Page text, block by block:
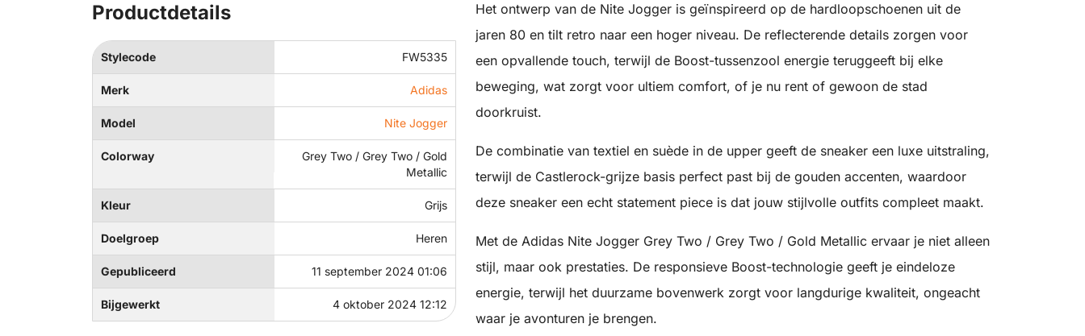
Productdetails
Stylecode FW5335
Merk Adidas
Model Nite Jogger
Colorway
Grey Two / Grey Two / Gold
Metallic
Kleur Grijs
Doelgroep Heren
Gepubliceerd 11 september 2024 01:06
Bijgewerkt 4 oktober 2024 12:12
Het ontwerp van de Nite Jogger is geïnspireerd op de hardloopschoenen uit de
jaren 80 en tilt retro naar een hoger niveau. De reflecterende details zorgen voor
een opvallende touch, terwijl de Boost-tussenzool energie teruggeeft bij elke
beweging, wat zorgt voor ultiem comfort, of je nu rent of gewoon de stad
doorkruist.
De combinatie van textiel en suède in de upper geeft de sneaker een luxe uitstraling,
terwijl de Castlerock-grijze basis perfect past bij de gouden accenten, waardoor
deze sneaker een echt statement piece is dat jouw stijlvolle outfits compleet maakt.
Met de Adidas Nite Jogger Grey Two / Grey Two / Gold Metallic ervaar je niet alleen
stijl, maar ook prestaties. De responsieve Boost-technologie geeft je eindeloze
energie, terwijl het duurzame bovenwerk zorgt voor langdurige kwaliteit, ongeacht
waar je avonturen je brengen.